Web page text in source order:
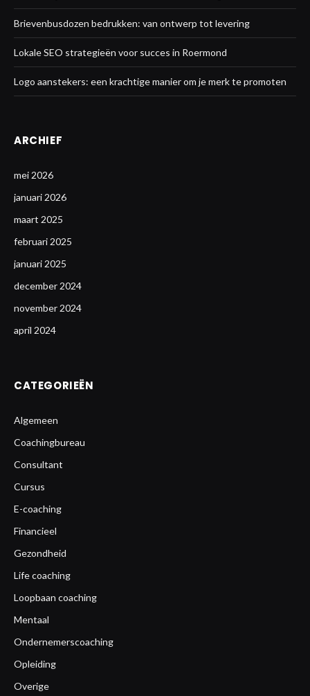
Brievenbusdozen bedrukken: van ontwerp tot levering
Lokale SEO strategieën voor succes in Roermond
Logo aanstekers: een krachtige manier om je merk te promoten
ARCHIEF
mei 2026
januari 2026
maart 2025
februari 2025
januari 2025
december 2024
november 2024
april 2024
CATEGORIEËN
Algemeen
Coachingbureau
Consultant
Cursus
E-coaching
Financieel
Gezondheid
Life coaching
Loopbaan coaching
Mentaal
Ondernemerscoaching
Opleiding
Overige